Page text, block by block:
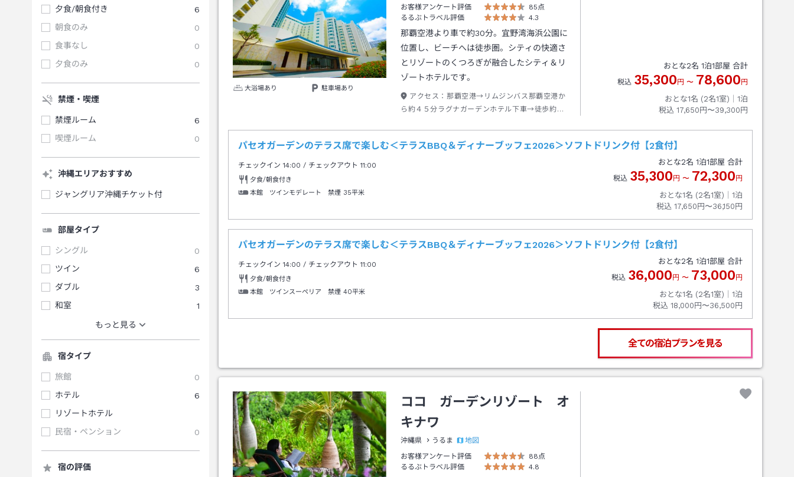
夕食/朝食付き
6
朝食のみ
0
食事なし
0
夕食のみ
0
禁煙・喫煙
禁煙ルーム
6
喫煙ルーム
0
沖縄エリアおすすめ
ジャングリア沖縄チケット付
部屋タイプ
シングル
0
ツイン
6
ダブル
3
和室
1
もっと見る
宿タイプ
旅館
0
ホテル
6
リゾートホテル
民宿・ペンション
0
宿の評価
大浴場あり 駐車場あり
お客様アンケート評価
85点
るるぶトラベル評価
4.3
那覇空港より車で約30分。宜野湾海浜公園に
位置し、ビーチへは徒歩圏。シティの快適さ
とリゾートのくつろぎが融合したシティ＆リ
ゾートホテルです。
アクセス： 那覇空港→リムジンバス那覇空港か
ら約４５分ラグナガーデンホテル下車→徒歩約０
おとな2名 1泊1部屋 合計
税込 35,300 円 〜 78,600 円
おとな1名 (2名1室)｜ 1泊
税込 17,650円〜39,300円
パセオガーデンのテラス席で楽しむ＜テラスBBQ＆ディナーブッフェ2026＞ソフトドリンク付【2食付】
チェックイン14:00 / チェックアウト 11:00
夕食/朝食付き
本館 ツインモデレート 禁煙 35平米
おとな2名 1泊1部屋 合計
税込 35,300 円 〜 72,300 円
おとな1名 (2名1室)｜ 1泊
税込 17,650円〜36,150円
パセオガーデンのテラス席で楽しむ＜テラスBBQ＆ディナーブッフェ2026＞ソフトドリンク付【2食付】
チェックイン14:00 / チェックアウト 11:00
夕食/朝食付き
本館 ツインスーペリア 禁煙 40平米
おとな2名 1泊1部屋 合計
税込 36,000 円 〜 73,000 円
おとな1名 (2名1室)｜ 1泊
税込 18,000円〜36,500円
全ての宿泊プランを見る
ココ ガーデンリゾート オ
キナワ
沖縄県 うるま
地図
お客様アンケート評価
88点
るるぶトラベル評価
4.8